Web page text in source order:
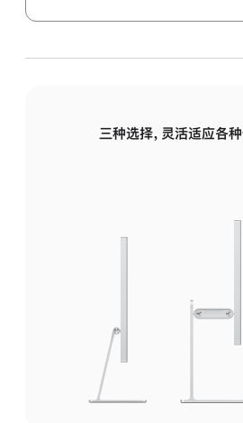
三种选择，灵活适应各种